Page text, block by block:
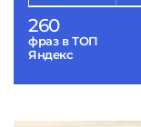
260
фраз в ТОП
Яндекс